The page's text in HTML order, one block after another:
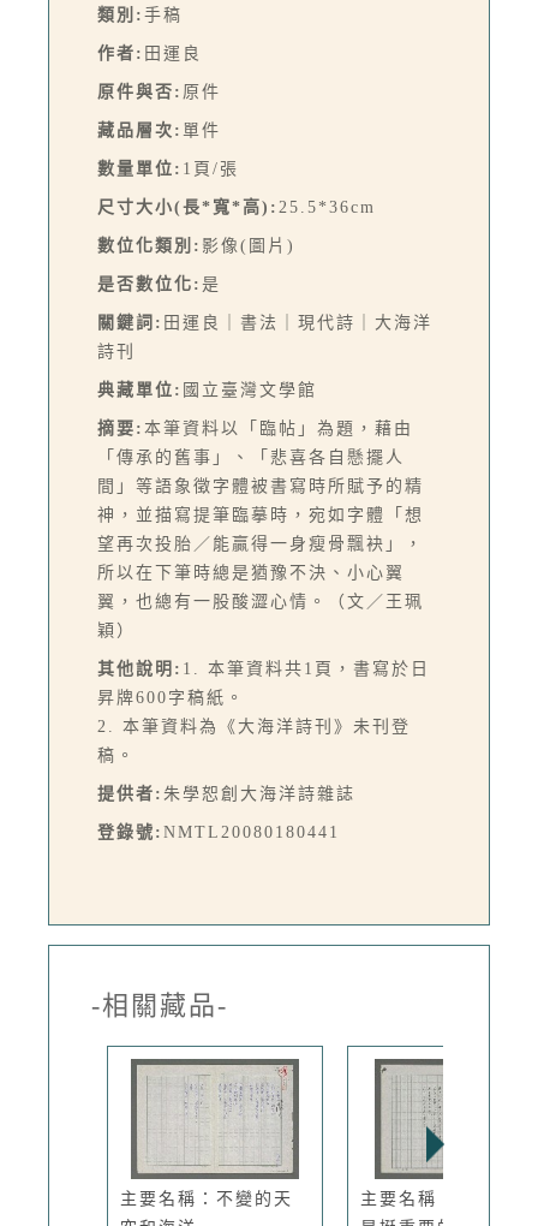
類別: 手稿
作者: 田運良
原件與否: 原件
藏品層次: 單件
數量單位: 1頁/張
尺寸大小(長*寬*高): 25.5*36cm
數位化類別: 影像(圖片)
是否數位化: 是
關鍵詞: 田運良｜書法｜現代詩｜大海洋
詩刊
典藏單位: 國立臺灣文學館
摘要: 本筆資料以「臨帖」為題，藉由
「傳承的舊事」、「悲喜各自懸擺人
間」等語象徵字體被書寫時所賦予的精
神，並描寫提筆臨摹時，宛如字體「想
望再次投胎／能贏得一身瘦骨飄袂」，
所以在下筆時總是猶豫不決、小心翼
翼，也總有一股酸澀心情。（文／王珮
穎）
其他說明: 1. 本筆資料共1頁，書寫於日
昇牌600字稿紙。
2. 本筆資料為《大海洋詩刊》未刊登
稿。
提供者: 朱學恕創大海洋詩雜誌
登錄號: NMTL20080180441
-相關藏品-
主要名稱：不變的天
主要名稱：天空，不